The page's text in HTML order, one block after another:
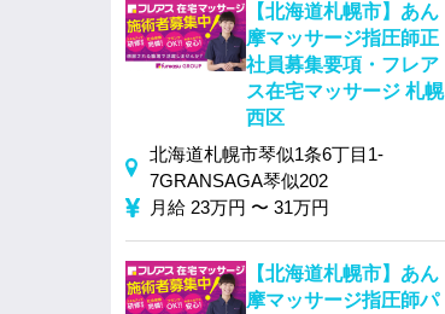
【北海道札幌市】あん
摩マッサージ指圧師正
社員募集要項・フレア
ス在宅マッサージ 札幌
西区
北海道札幌市琴似1条6丁目1-
7GRANSAGA琴似202
月給 23万円 〜 31万円
【北海道札幌市】あん
摩マッサージ指圧師パ